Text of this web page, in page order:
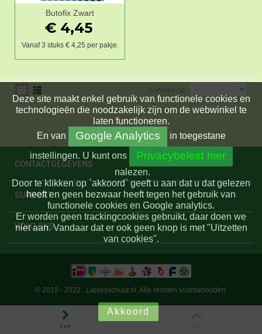
Butofix Zwart
€ 4,45
Vanaf 3 stuks € 4,25 per pakje.
Sorteren op
CONTACTGEGEVENS
SUPPORT
VOLG ONS
Deze site maakt enkel gebruik van functionele cookies en
technologieën die noodzakelijk zijn om de webwinkel te
laten functioneren.
En van Google Analytics
in toegestane
instellingen. U kunt ons Privacybeleid hier
nalezen.
Door te klikken op `akkoord` geeft u aan dat u dat gelezen
heeft en geen bezwaar heeft tegen het gebruik van
functionele cookies en Google analytics.
Er worden geen trackingcookies gebruikt, daar doen we
niet aan. Vandaar dat er ook geen knop is met "Uitzetten
van cookies".
Akkoord
© 2019 - 2022 . Lapjesschuur.nl. Alle rechten voorbehouden.
Left